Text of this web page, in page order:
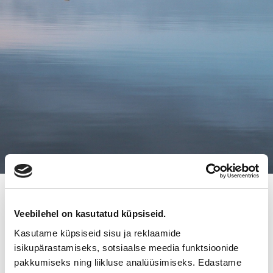
Veebilehel on kasutatud küpsiseid.
Kasutame küpsiseid sisu ja reklaamide
isikupärastamiseks, sotsiaalse meedia funktsioonide
pakkumiseks ning liikluse analüüsimiseks. Edastame
SYK PIENYRITYSPALVELUT
OSALLISTUI OMA YRITYS 13 -